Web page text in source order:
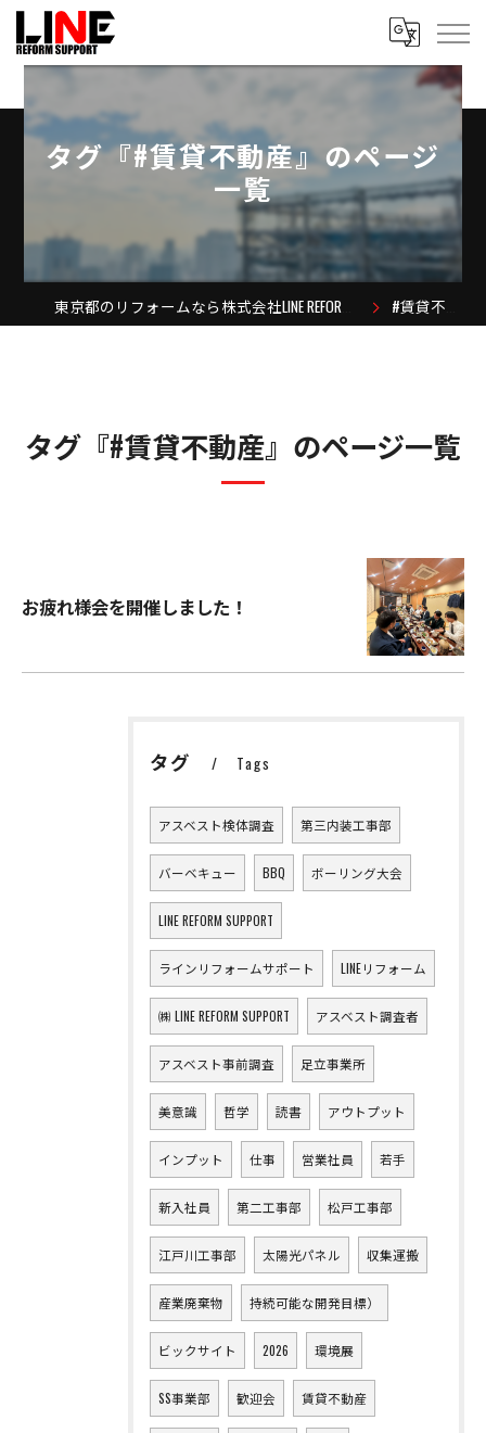
タグ『#賃貸不動産』のページ
一覧
#賃貸不動産
タグ『#賃貸不動産』のページ一覧
お疲れ様会を開催しました！
タグ Tags
アスベスト検体調査 第三内装工事部
バーベキュー BBQ ボーリング大会
LINE REFORM SUPPORT
ラインリフォームサポート LINEリフォーム
㈱ LINE REFORM SUPPORT アスベスト調査者
アスベスト事前調査 足立事業所
美意識 哲学 読書 アウトプット
インプット 仕事 営業社員 若手
新入社員 第二工事部 松戸工事部
江戸川工事部 太陽光パネル 収集運搬
産業廃棄物 持続可能な開発目標）
ビックサイト 2026 環境展
SS事業部 歓迎会 賃貸不動産